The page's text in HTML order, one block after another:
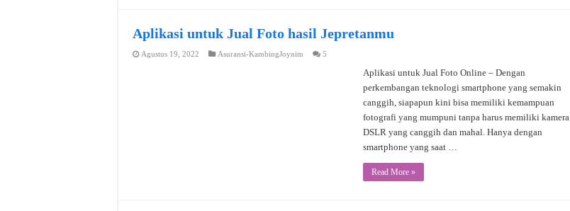
Aplikasi untuk Jual Foto hasil Jepretanmu
Agustus 19, 2022 Asuransi-KambingJoynim 5
Aplikasi untuk Jual Foto Online – Dengan
perkembangan teknologi smartphone yang semakin
canggih, siapapun kini bisa memiliki kemampuan
fotografi yang mumpuni tanpa harus memiliki kamera
DSLR yang canggih dan mahal. Hanya dengan
smartphone yang saat …
Read More »